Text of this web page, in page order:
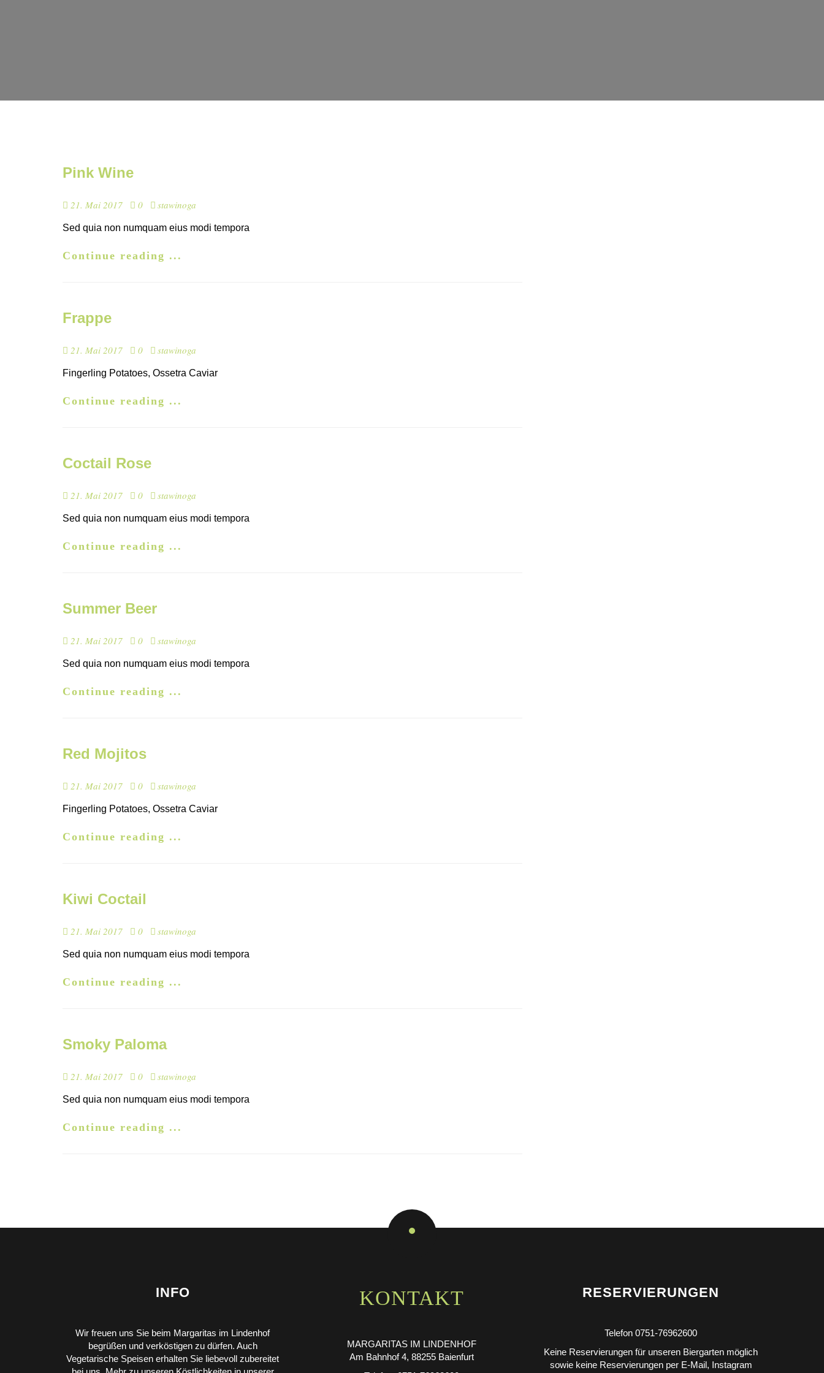
Pink Wine
21. Mai 2017 0 stawinoga
Sed quia non numquam eius modi tempora
Continue reading ...
Frappe
21. Mai 2017 0 stawinoga
Fingerling Potatoes, Ossetra Caviar
Continue reading ...
Coctail Rose
21. Mai 2017 0 stawinoga
Sed quia non numquam eius modi tempora
Continue reading ...
Summer Beer
21. Mai 2017 0 stawinoga
Sed quia non numquam eius modi tempora
Continue reading ...
Red Mojitos
21. Mai 2017 0 stawinoga
Fingerling Potatoes, Ossetra Caviar
Continue reading ...
Kiwi Coctail
21. Mai 2017 0 stawinoga
Sed quia non numquam eius modi tempora
Continue reading ...
Smoky Paloma
21. Mai 2017 0 stawinoga
Sed quia non numquam eius modi tempora
Continue reading ...
INFO
Wir freuen uns Sie beim Margaritas im Lindenhof
begrüßen und verköstigen zu dürfen. Auch
Vegetarische Speisen erhalten Sie liebevoll zubereitet
KONTAKT
MARGARITAS IM LINDENHOF
Am Bahnhof 4, 88255 Baienfurt
RESERVIERUNGEN
Telefon 0751-76962600
Keine Reservierungen für unseren Biergarten möglich
sowie keine Reservierungen per E-Mail, Instagram